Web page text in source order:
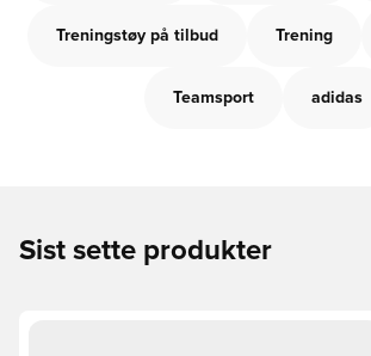
Treningstøy på tilbud Trening
Teamsport adidas
Sist sette produkter